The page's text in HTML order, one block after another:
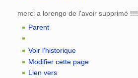
merci a lorengo de l'avoir supprimé !!!!
Parent
Voir l’historique
Modifier cette page
Lien vers